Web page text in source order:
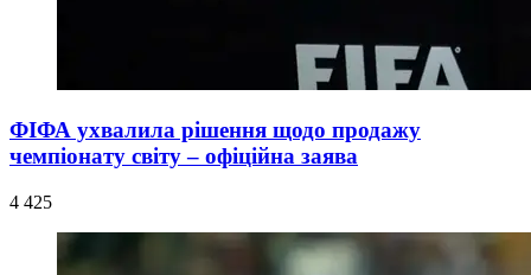
ФІФА ухвалила рішення щодо продажу
чемпіонату світу – офіційна заява
4 425